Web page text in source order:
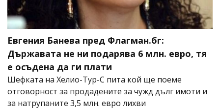
Евгения Банева пред Флагман.бг:
Държавата не ни подарява 6 млн. евро, тя
е осъдена да ги плати
Шефката на Хелио-Тур-С пита кой ще поеме
отговорност за продадените за чужд дълг имоти и
за натрупаните 3,5 млн. евро лихви